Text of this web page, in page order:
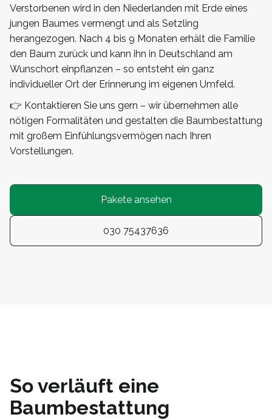
Verstorbenen wird in den Niederlanden mit Erde eines
jungen Baumes vermengt und als Setzling
herangezogen. Nach 4 bis 9 Monaten erhält die Familie
den Baum zurück und kann ihn in Deutschland am
Wunschort einpflanzen – so entsteht ein ganz
individueller Ort der Erinnerung im eigenen Umfeld.
👉 Kontaktieren Sie uns gern – wir übernehmen alle
nötigen Formalitäten und gestalten die Baumbestattung
mit großem Einfühlungsvermögen nach Ihren
Vorstellungen.
Pakete ansehen
030 75437636
So verläuft eine
Baumbestattung